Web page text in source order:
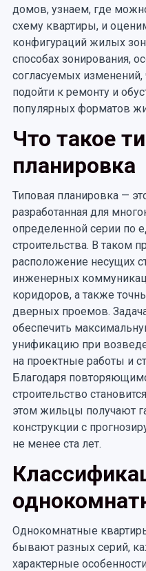
домов, узнаем, где
схему квартиры, и
конфигураций жилых
способах зонирования,
согласуемых
подойти к ремонту и
популярных форматов
Что такое
планировка
Типовая планировка —
разработанная для
определенной серии по
строительства. В таком
расположение несущих
инженерных
коридоров, а также
дверных проемов.
обеспечить
унификацию при
на проектные работы и
Благодаря
строительство
этом жильцы получают
конструкции с
не менее ста лет.
Однокомнатные
бывают разных серий,
характерные